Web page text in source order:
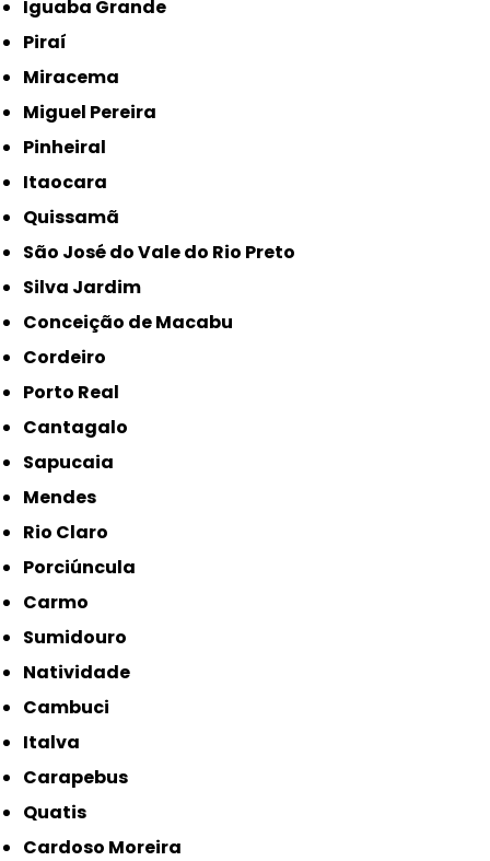
Iguaba Grande
Piraí
Miracema
Miguel Pereira
Pinheiral
Itaocara
Quissamã
São José do Vale do Rio Preto
Silva Jardim
Conceição de Macabu
Cordeiro
Porto Real
Cantagalo
Sapucaia
Mendes
Rio Claro
Porciúncula
Carmo
Sumidouro
Natividade
Cambuci
Italva
Carapebus
Quatis
Cardoso Moreira